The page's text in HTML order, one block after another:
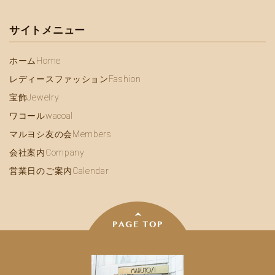
サイトメニュー
ホーム Home
レディースファッション Fashion
宝飾Jewelry
ワコールwacoal
マルヨシ友の会Members
会社案内Company
営業日のご案内Calendar